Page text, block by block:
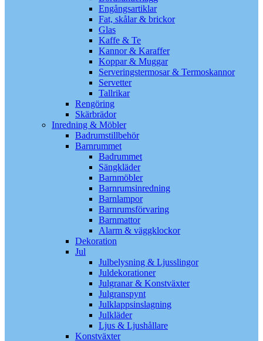
Engångsartiklar
Fat, skålar & brickor
Glas
Kaffe & Te
Kannor & Karaffer
Koppar & Muggar
Serveringstermosar & Termoskannor
Servetter
Tallrikar
Rengöring
Skärbrädor
Inredning & Möbler
Badrumstillbehör
Barnrummet
Badrummet
Sängkläder
Barnmöbler
Barnrumsinredning
Barnlampor
Barnrumsförvaring
Barnmattor
Alarm & väggklockor
Dekoration
Jul
Julbelysning & Ljusslingor
Juldekorationer
Julgranar & Konstväxter
Julgranspynt
Julklappsinslagning
Julkläder
Ljus & Ljushållare
Konstväxter